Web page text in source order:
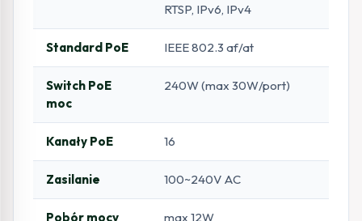
RTSP, IPv6, IPv4
Standard PoE IEEE 802.3 af/at
Switch PoE
moc
240W (max 30W/port)
Kanały PoE 16
Zasilanie 100~240V AC
Pobór mocy
max 12W